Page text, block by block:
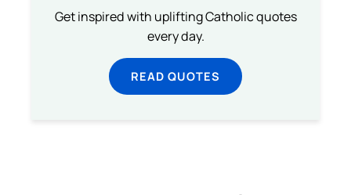
Get inspired with uplifting Catholic quotes
every day.
READ QUOTES